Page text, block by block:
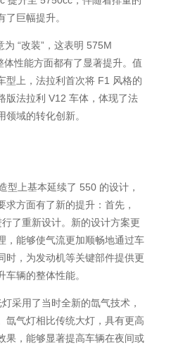
巨幅提升。
为 “改装”，这表明 575M
性能方面都有了显著提升。值
型上，法拉利首次将 F1 风格的
版法拉利 V12 车体，体现了法
域的转化创新。
型上基本延续了 550 的设计，
求方面有了新的提升：首先，
了重新设计。新的设计方案更
，能够使气流更加顺畅地通过车
时，为发动机等关键部件提供更
辆的整体性能。
采用了当时全新的氙气技术，
氙气灯相比传统大灯，具有更高
果，能够显著提高车辆在夜间或